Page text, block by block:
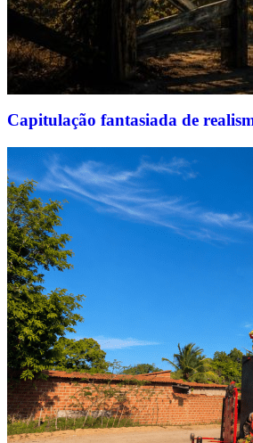
Capitulação fantasiada de